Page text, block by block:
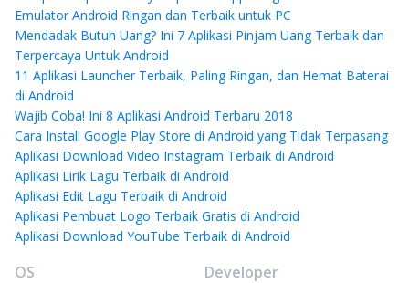
Emulator Android Ringan dan Terbaik untuk PC
Mendadak Butuh Uang? Ini 7 Aplikasi Pinjam Uang Terbaik dan
Terpercaya Untuk Android
11 Aplikasi Launcher Terbaik, Paling Ringan, dan Hemat Baterai
di Android
Wajib Coba! Ini 8 Aplikasi Android Terbaru 2018
Cara Install Google Play Store di Android yang Tidak Terpasang
Aplikasi Download Video Instagram Terbaik di Android
Aplikasi Lirik Lagu Terbaik di Android
Aplikasi Edit Lagu Terbaik di Android
Aplikasi Pembuat Logo Terbaik Gratis di Android
Aplikasi Download YouTube Terbaik di Android
OS Developer